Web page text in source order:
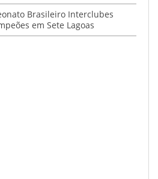
Brasileiro Interclubes
em Sete Lagoas